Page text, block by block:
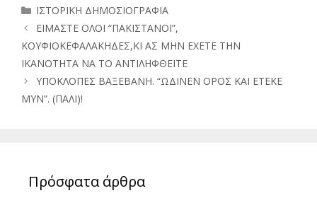
Κατηγορίες
ΙΣΤΟΡΙΚΗ ΔΗΜΟΣΙΟΓΡΑΦΙΑ
ΕΙΜΑΣΤΕ ΟΛΟΙ “ΠΑΚΙΣΤΑΝΟΙ”,
ΚΟΥΦΙΟΚΕΦΑΛΑΚΗΔΕΣ,ΚΙ ΑΣ ΜΗΝ ΕΧΕΤΕ ΤΗΝ
ΙΚΑΝΟΤΗΤΑ ΝΑ ΤΟ ΑΝΤΙΛΗΦΘΕΙΤΕ
ΥΠΟΚΛΟΠΕΣ ΒΑΞΕΒΑΝΗ. “ΩΔΙΝΕΝ ΟΡΟΣ ΚΑΙ ΕΤΕΚΕ
ΜΥΝ”. (ΠΑΛΙ)!
Πρόσφατα άρθρα